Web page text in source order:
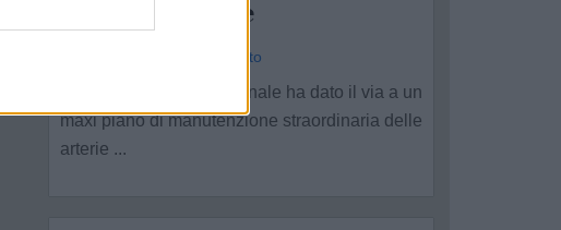
piano asfaltature
La Redazione - mar 4 agosto
L'amministrazione comunale ha dato il via a un
maxi piano di manutenzione straordinaria delle
arterie ...